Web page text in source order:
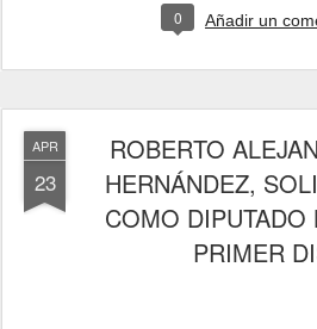
0 Añadir un
APR
23
ROBERTO
HERNÁNDEZ,
COMO
PRIMER